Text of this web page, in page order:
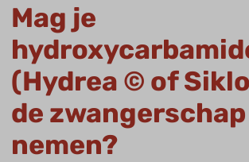
Mag je
(Hydrea © of
de zwangerschap
nemen?